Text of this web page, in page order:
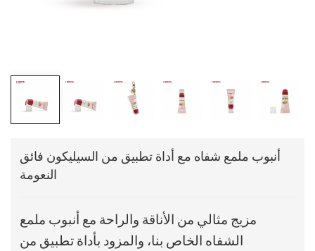
أنبوب ملمع شفاه مع أداة تطبيق من السيليكون فائق
النعومة
مزيج مثالي من الأناقة والراحة مع أنبوب ملمع
الشفاه الخاص بنا، والمزود بأداة تطبيق من